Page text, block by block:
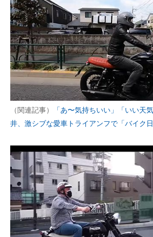
（関連記事）
「あ〜気持ちいい」「いい
井、激シブな愛車トライアンフで「バイク